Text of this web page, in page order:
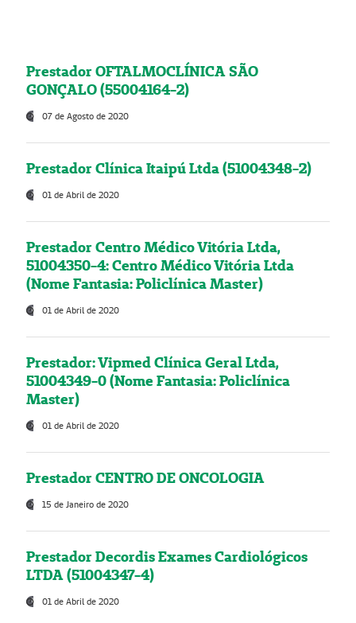
Prestador OFTALMOCLÍNICA SÃO
GONÇALO (55004164-2)
07 de Agosto de 2020
Prestador Clínica Itaipú Ltda (51004348-2)
01 de Abril de 2020
Prestador Centro Médico Vitória Ltda,
51004350-4: Centro Médico Vitória Ltda
(Nome Fantasia: Policlínica Master)
01 de Abril de 2020
Prestador: Vipmed Clínica Geral Ltda,
51004349-0 (Nome Fantasia: Policlínica
Master)
01 de Abril de 2020
Prestador CENTRO DE ONCOLOGIA
15 de Janeiro de 2020
Prestador Decordis Exames Cardiológicos
LTDA (51004347-4)
01 de Abril de 2020